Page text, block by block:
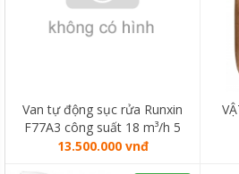
Van tự động sục rửa Runxin
F77A3 công suất 18 m³/h 5
cửa
13.500.000 vnđ